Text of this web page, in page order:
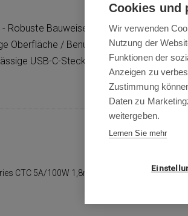
- Robuste Bauweise für den täglichen
Oberfläche / Benutzerfreundliches
USB-C-Steckverbindungen
CTC 5A/100W 1,8m
Cookies und
Wir verwenden
Nutzung der
Funktionen der
Anzeigen zu
Zustimmung
Daten zu
weitergeben.
Lernen Sie mehr